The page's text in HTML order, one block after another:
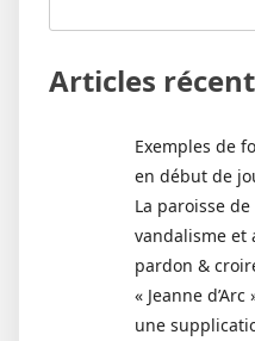
Articles
Exemples de
en début de
La paroisse
vandalisme et
pardon &
« Jeanne
une